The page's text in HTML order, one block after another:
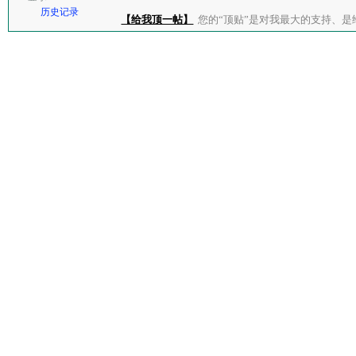
历史记录
【给我顶一帖】 您的“顶贴”是对我最大的支持、